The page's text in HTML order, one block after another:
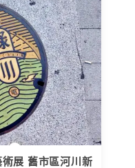
展 舊市區河川新